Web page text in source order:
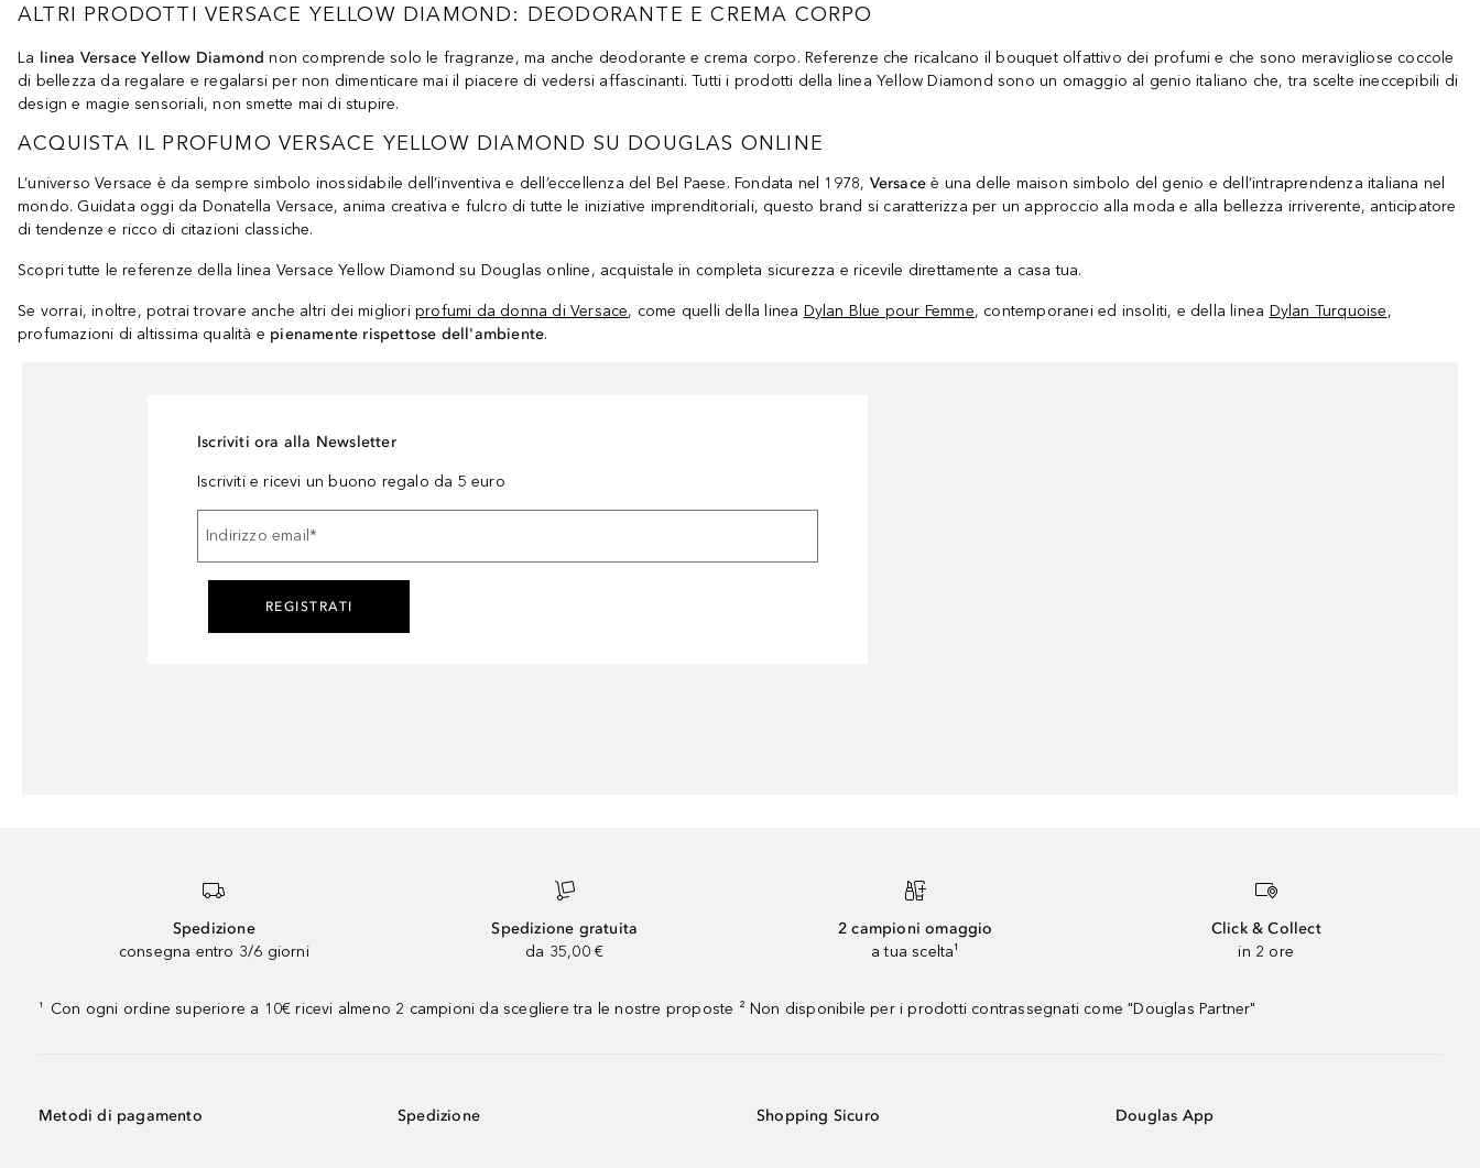
ALTRI PRODOTTI VERSACE YELLOW DIAMOND: DEODORANTE E CREMA CORPO
La linea Versace Yellow Diamond non comprende solo le fragranze, ma anche deodorante e crema corpo. Referenze che ricalcano il bouquet olfattivo dei profumi e che sono meravigliose coccole
di bellezza da regalare e regalarsi per non dimenticare mai il piacere di vedersi affascinanti. Tutti i prodotti della linea Yellow Diamond sono un omaggio al genio italiano che, tra scelte ineccepibili di
design e magie sensoriali, non smette mai di stupire.
ACQUISTA IL PROFUMO VERSACE YELLOW DIAMOND SU DOUGLAS ONLINE
L’universo Versace è da sempre simbolo inossidabile dell’inventiva e dell’eccellenza del Bel Paese. Fondata nel 1978, Versace è una delle maison simbolo del genio e dell’intraprendenza italiana nel
mondo. Guidata oggi da Donatella Versace, anima creativa e fulcro di tutte le iniziative imprenditoriali, questo brand si caratterizza per un approccio alla moda e alla bellezza irriverente, anticipatore
di tendenze e ricco di citazioni classiche.
Scopri tutte le referenze della linea Versace Yellow Diamond su Douglas online, acquistale in completa sicurezza e ricevile direttamente a casa tua.
Se vorrai, inoltre, potrai trovare anche altri dei miglioriprofumi da donna di Versace, come quelli della linea Dylan Blue pour Femme, contemporanei ed insoliti, e della linea Dylan Turquoise,
profumazioni di altissima qualità e pienamente rispettose dell'ambiente.
Iscriviti ora alla Newsletter
Iscriviti e ricevi un buono regalo da 5 euro
Indirizzo email *
REGISTRATI
Spedizione
consegna entro 3/6 giorni
Spedizione gratuita
da 35,00 €
2 campioni omaggio
a tua scelta¹
Click & Collect
in 2 ore
¹ Con ogni ordine superiore a 10€ ricevi almeno 2 campioni da scegliere tra le nostre proposte ² Non disponibile per i prodotti contrassegnati come "Douglas Partner"
Metodi di pagamento Spedizione Shopping Sicuro Douglas App